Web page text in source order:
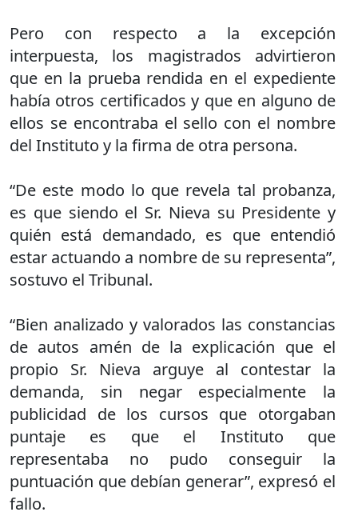
Pero con respecto a la excepción
interpuesta, los magistrados advirtieron
que en la prueba rendida en el expediente
había otros certificados y que en alguno de
ellos se encontraba el sello con el nombre
del Instituto y la firma de otra persona.
“De este modo lo que revela tal probanza,
es que siendo el Sr. Nieva su Presidente y
quién está demandado, es que entendió
estar actuando a nombre de su representa”,
sostuvo el Tribunal.
“Bien analizado y valorados las constancias
de autos amén de la explicación que el
propio Sr. Nieva arguye al contestar la
demanda, sin negar especialmente la
publicidad de los cursos que otorgaban
puntaje es que el Instituto que
representaba no pudo conseguir la
puntuación que debían generar”, expresó el
fallo.